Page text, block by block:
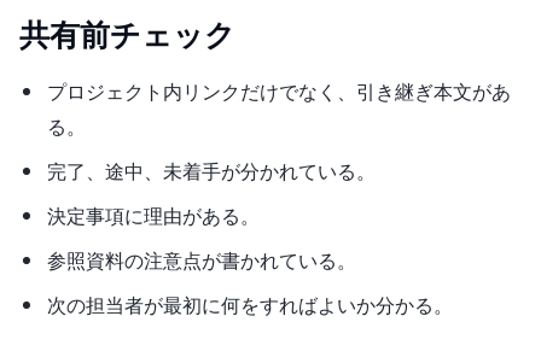
共有前チェック
プロジェクト内リンクだけでなく、引き継ぎ本文があ
る。
完了、途中、未着手が分かれている。
決定事項に理由がある。
参照資料の注意点が書かれている。
次の担当者が最初に何をすればよいか分かる。